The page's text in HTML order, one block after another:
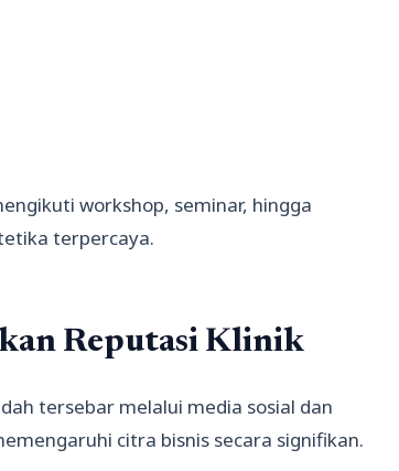
workshop, seminar, hingga
terpercaya.
Reputasi Klinik
tersebar melalui media sosial dan
citra bisnis secara signifikan.